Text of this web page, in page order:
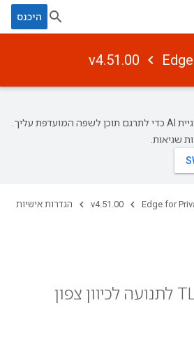
היכנס
v4.51.00
‫Google משתמשת בטכנולוגיית AI כדי לתרגם תוכן לשפה המועדפת עליך.
שגיאות.
Edge for
v4.51.00 הגדרות אישיות